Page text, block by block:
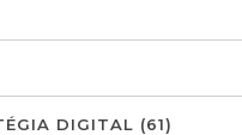
DIGITAL (61)